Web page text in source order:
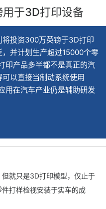
于3D打印设备
投资300万英镑于3D打印
并计划生产超过15000个零
印产品多半都不是真正的汽
以直接当制动系统使用
用在汽车产业仍是辅助研发
就只是3D打印模型，仅止于
打样检视安装于实车的成